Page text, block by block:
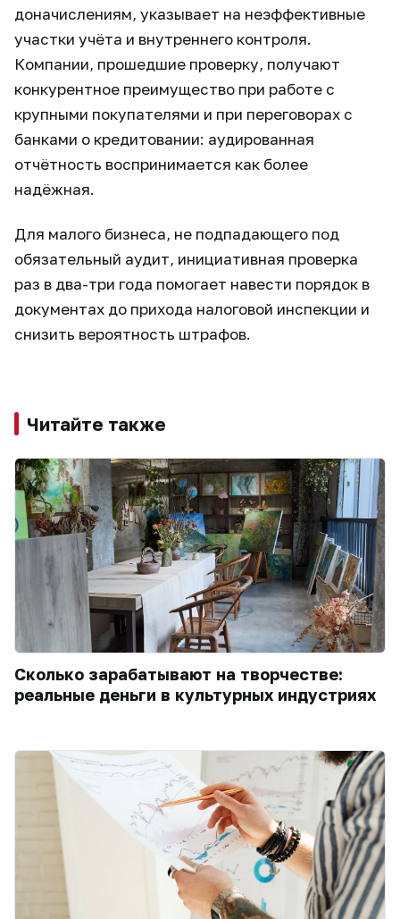
доначислениям, указывает на неэффективные
участки учёта и внутреннего контроля.
Компании, прошедшие проверку, получают
конкурентное преимущество при работе с
крупными покупателями и при переговорах с
банками о кредитовании: аудированная
отчётность воспринимается как более
надёжная.
Для малого бизнеса, не подпадающего под
обязательный аудит, инициативная проверка
раз в два-три года помогает навести порядок в
документах до прихода налоговой инспекции и
снизить вероятность штрафов.
Читайте также
Сколько зарабатывают на творчестве:
реальные деньги в культурных индустриях